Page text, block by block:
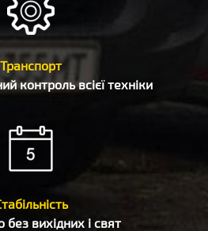
Транспорт
контроль всієї техніки
вихідних і свят